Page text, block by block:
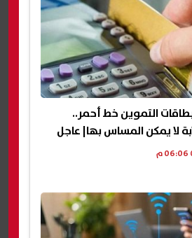
التموين خط أحمر..
لا يمكن المساس بها| عاجل